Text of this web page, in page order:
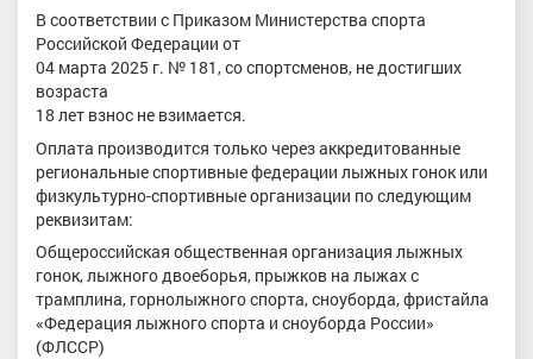
В соответствии с Приказом Министерства спорта
Российской Федерации от
04 марта 2025 г. № 181, со спортсменов, не достигших
возраста
18 лет взнос не взимается.
Оплата производится только через аккредитованные
региональные спортивные федерации лыжных гонок или
физкультурно-спортивные организации по следующим
реквизитам:
Общероссийская общественная организация лыжных
гонок, лыжного двоеборья, прыжков на лыжах с
трамплина, горнолыжного спорта, сноуборда, фристайла
«Федерация лыжного спорта и сноуборда России»
(ФЛССР)